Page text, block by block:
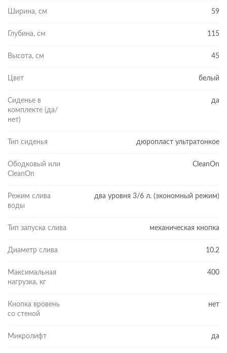
Ширина, см 59
Глубина, см 115
Высота, см 45
Цвет белый
Сиденье в
комплекте (да/
нет)
да
Тип сиденья дюропласт ультратонкое
Ободковый или
CleanOn
CleanOn
Режим слива
воды
два уровня 3/6 л. (экономный режим)
Тип запуска слива механическая кнопка
Диаметр слива 10.2
Максимальная
нагрузка, кг
400
Кнопка вровень
со стеной
нет
Микролифт да